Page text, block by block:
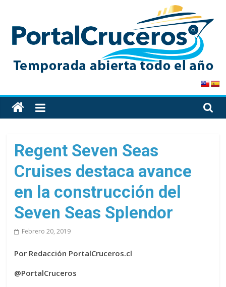
content
PortalCruceros
Toda
la
de
cruceros
en
solo
sitio
Regent Seven Seas
Cruises destaca avance
en la construcción del
Seven Seas Splendor
Febrero 20, 2019
Por Redacción PortalCruceros.cl
@PortalCruceros